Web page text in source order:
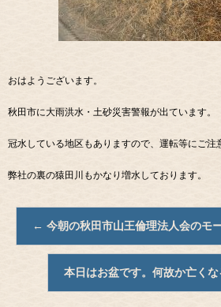
おはようございます。
秋田市に大雨洪水・土砂災害警報が出ています。
冠水している地区もありますので、運転等にご注
弊社の裏の猿田川もかなり増水しております。
← 今朝の秋田市山王倫理法人会のモ
本日はお盆です。何故か亡くな